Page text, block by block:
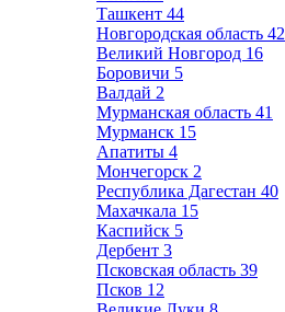
Ташкент 44
Новгородская область 42
Великий Новгород 16
Боровичи 5
Валдай 2
Мурманская область 41
Мурманск 15
Апатиты 4
Мончегорск 2
Республика Дагестан 40
Махачкала 15
Каспийск 5
Дербент 3
Псковская область 39
Псков 12